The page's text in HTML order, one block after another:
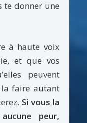
te donner une
à haute voix
et que vos
peuvent
faire autant
Si vous la
peur,